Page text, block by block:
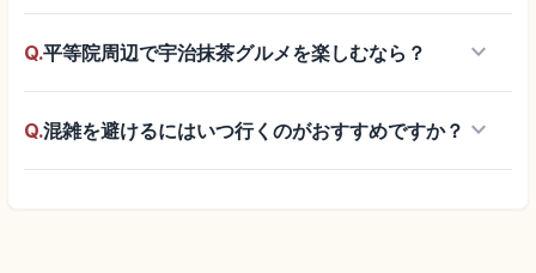
Q.平等院周辺で宇治抹茶グルメを楽しむなら？ keyboard_arrow_down
Q.混雑を避けるにはいつ行くのがおすすめですか？ keyboard_arrow_down